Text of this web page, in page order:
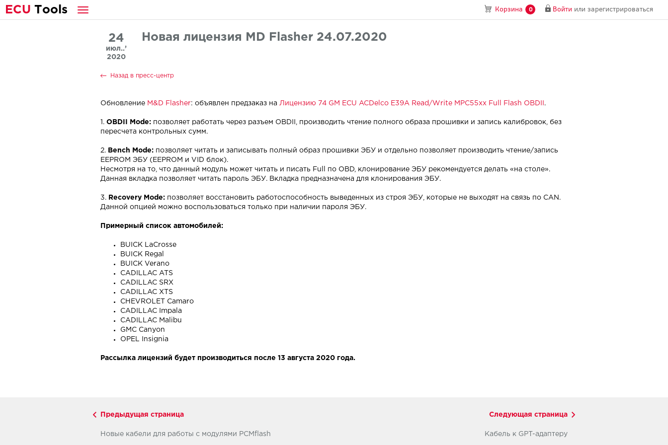
ECU Tools Корзина 0 Войти или зарегистрироваться
24
июл..’
2020
Новая лицензия MD Flasher 24.07.2020
Назад в пресс-центр
Обновление M&D Flasher: объявлен предзаказ на Лицензию 74 GM ECU ACDelco E39A Read/Write MPC55xx Full Flash OBDII .
1. OBDII Mode: позволяет работать через разъем OBDII, производить чтение полного образа прошивки и запись калибровок, без
пересчета контрольных сумм.
2. Bench Mode: позволяет читать и записывать полный образ прошивки ЭБУ и отдельно позволяет производить чтение/запись
EEPROM ЭБУ (EEPROM и VID блок).
Несмотря на то, что данный модуль может читать и писать Full по OBD, клонирование ЭБУ рекомендуется делать «на столе».
Данная вкладка позволяет читать пароль ЭБУ. Вкладка предназначена для клонирования ЭБУ.
3. Recovery Mode: позволяет восстановить работоспособность выведенных из строя ЭБУ, которые не выходят на связь по CAN.
Данной опцией можно воспользоваться только при наличии пароля ЭБУ.
Примерный список автомобилей:
BUICK LaCrosse
BUICK Regal
BUICK Verano
CADILLAC ATS
CADILLAC SRX
CADILLAC XTS
CHEVROLET Camaro
CADILLAC Impala
CADILLAC Malibu
GMC Canyon
OPEL Insignia
Рассылка лицензий будет производиться после 13 августа 2020 года.
Предыдущая страница
Новые кабели для работы с модулями PCMflash
Следующая страница
Кабель к GPT-адаптеру